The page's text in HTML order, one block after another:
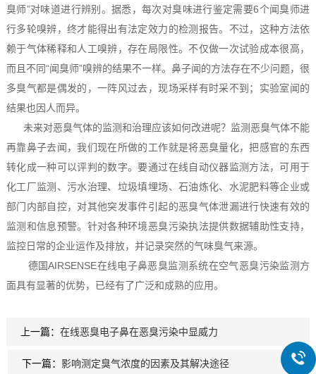
臭师”对味道进行辨别。据悉，每次对臭味进行鉴定需要6个闻臭师进
行多轮嗅辨，终才能得出有法定效力的检测报告。不过，这种方法依
赖于气体稀释和人工嗅辨，存在局限性。不仅做一次试验成本很高，
而且不同“闻臭师”嗅辨的结果不一样。鼻子闻的方法存在不少问题，很
多臭气都是偶发的，一阵风过去，现场采样有时采不到；实验室闻的
结果也因人而异。
未来对恶臭气体的监测和治理应该如何改进呢？监测恶臭气体不能
再靠鼻子去闻，我们现在所做的工作就是将恶臭量化，把感官的东西
转化成一种可以评判的数字。要通过在线自动仪器监测方法，可用于
化工厂监测、污水治理、垃圾填埋场、石油炼化、水泥肥料等企业或
部门内部自控，对其他突发事件引起的恶臭气体泄漏进行快速有效的
监测和信息预警。针对各种环境恶臭污染执法提供数据辅助性支持，
监控日常的企业运作及排放，并记录突然的气味臭气来源。
德国AIRSENSE在线电子鼻恶臭监测系统在空气恶臭污染监测方
面具有显著的优势，已经有了广泛和成熟的应用。
上一篇： 在线恶臭电子鼻在恶臭污染中显威力
下一篇： 影响测定臭气浓度的因素及其解决途径